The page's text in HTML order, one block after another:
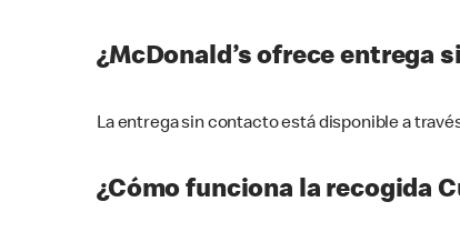
¿McDonald’s ofrece entrega
La entrega sin contacto está disponible a
¿Cómo funciona la recogida